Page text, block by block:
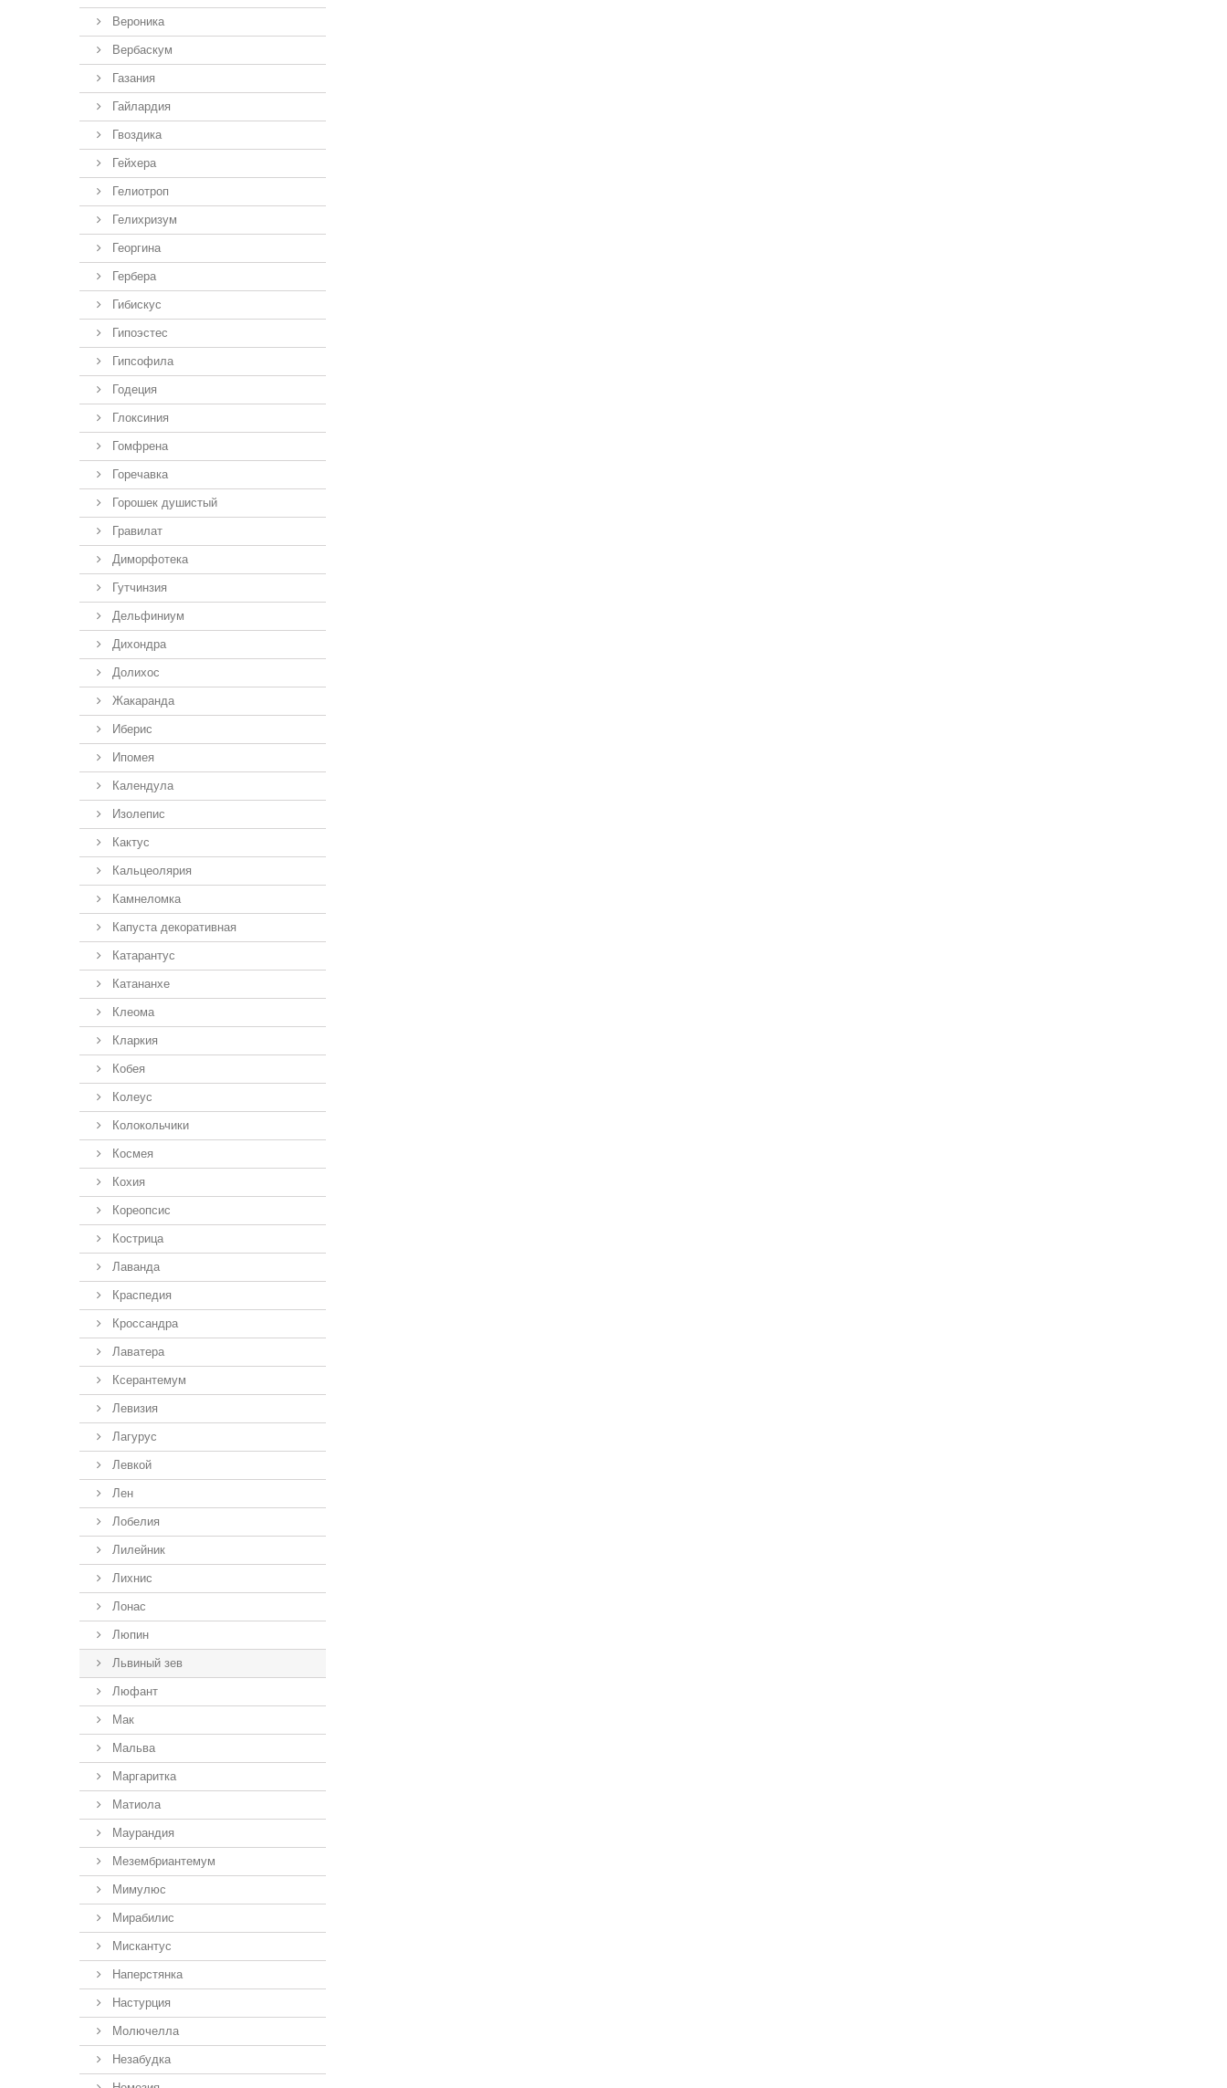
Вероника
Вербаскум
Газания
Гайлардия
Гвоздика
Гейхера
Гелиотроп
Гелихризум
Георгина
Гербера
Гибискус
Гипоэстес
Гипсофила
Годеция
Глоксиния
Гомфрена
Горечавка
Горошек душистый
Гравилат
Диморфотека
Гутчинзия
Дельфиниум
Дихондра
Долихос
Жакаранда
Иберис
Ипомея
Календула
Изолепис
Кактус
Кальцеолярия
Камнеломка
Капуста декоративная
Катарантус
Катананхе
Клеома
Кларкия
Кобея
Колеус
Колокольчики
Космея
Кохия
Кореопсис
Кострица
Лаванда
Краспедия
Кроссандра
Лаватера
Ксерантемум
Левизия
Лагурус
Левкой
Лен
Лобелия
Лилейник
Лихнис
Лонас
Люпин
Львиный зев
Люфант
Мак
Мальва
Маргаритка
Матиола
Маурандия
Мезембриантемум
Мимулюс
Мирабилис
Мискантус
Наперстянка
Настурция
Молючелла
Незабудка